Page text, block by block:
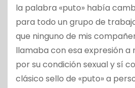
la palabra «puto» había
para todo un grupo de
que ninguno de mis
llamaba con esa expresión a
por su condición sexual y sí
clásico sello de «puto» a